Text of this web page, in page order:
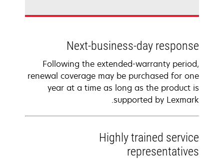
Next-business-day response
Following the extended-warranty period,
renewal coverage may be purchased for one
year at a time as long as the product is
supported by Lexmark.
Highly trained service
representatives